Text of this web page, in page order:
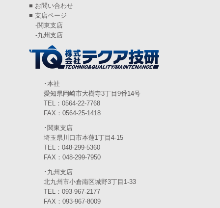
2024年5月(5)
2024年4月(5)
(6)
2024年2月(4)
(6)
2023年12月(3)
2023年10月(3)
2023年9月(4)
(3)
2023年7月(5)
■ お問い合わせ
■ 支店ページ
-関東支店
-九州支店
･本社
愛知県岡崎市大樹寺3丁目9番14号
TEL：0564-22-7768
FAX：0564-25-1418
･関東支店
埼玉県川口市本蓮1丁目4-15
TEL：048-299-5360
FAX：048-299-7950
･九州支店
北九州市小倉南区城野3丁目1-33
TEL：093-967-2177
FAX：093-967-8009